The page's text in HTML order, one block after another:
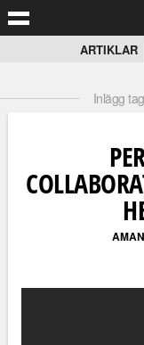
ARTIKLAR
Inlägg